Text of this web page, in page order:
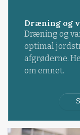
Dræning og
Dræning og
optimal
afgrøderne.
om emnet.